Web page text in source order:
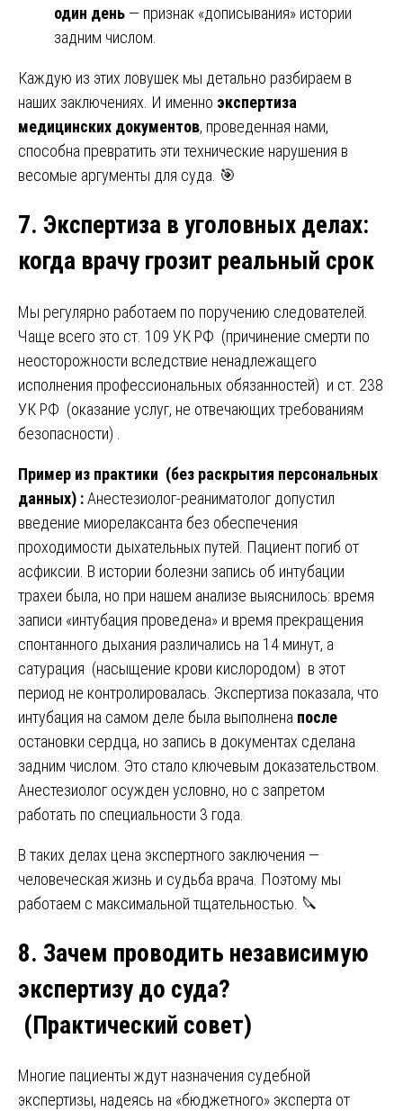
один день — признак «дописывания» истории
задним числом.
Каждую из этих ловушек мы детально разбираем в
наших заключениях. И именно экспертиза
медицинских документов, проведенная нами,
способна превратить эти технические нарушения в
весомые аргументы для суда. 🎯
7. Экспертиза в уголовных делах:
когда врачу грозит реальный срок
Мы регулярно работаем по поручению следователей.
Чаще всего это ст. 109 УК РФ (причинение смерти по
неосторожности вследствие ненадлежащего
исполнения профессиональных обязанностей) и ст. 238
УК РФ (оказание услуг, не отвечающих требованиям
безопасности) .
Пример из практики (без раскрытия персональных
данных) :Анестезиолог-реаниматолог допустил
введение миорелаксанта без обеспечения
проходимости дыхательных путей. Пациент погиб от
асфиксии. В истории болезни запись об интубации
трахеи была, но при нашем анализе выяснилось: время
записи «интубация проведена» и время прекращения
спонтанного дыхания различались на 14 минут, а
сатурация (насыщение крови кислородом) в этот
период не контролировалась. Экспертиза показала, что
интубация на самом деле была выполнена после
остановки сердца, но запись в документах сделана
задним числом. Это стало ключевым доказательством.
Анестезиолог осужден условно, но с запретом
работать по специальности 3 года.
В таких делах цена экспертного заключения —
человеческая жизнь и судьба врача. Поэтому мы
работаем с максимальной тщательностью. 🔪
8. Зачем проводить независимую
экспертизу до суда?
(Практический совет)
Многие пациенты ждут назначения судебной
экспертизы, надеясь на «бюджетного» эксперта от